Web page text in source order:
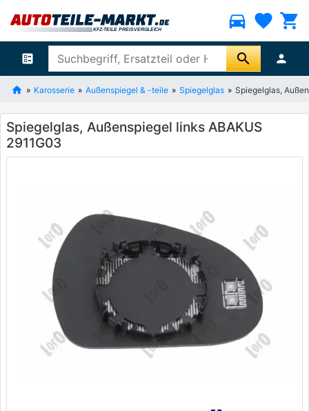
directions_car favorite shopping_cart
ballot search person
Karosserie Außenspiegel & -teile Spiegelglas Spiegelglas,
Spiegelglas, Außenspiegel links ABAKUS
2911G03